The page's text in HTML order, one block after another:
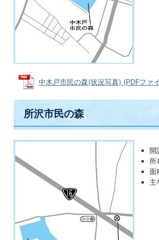
中木戸市民の森(状況写真) (PDFファ
所沢市民の森
開
所
面
主